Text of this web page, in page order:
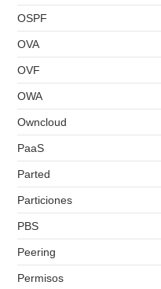
OSPF
OVA
OVF
OWA
Owncloud
PaaS
Parted
Particiones
PBS
Peering
Permisos